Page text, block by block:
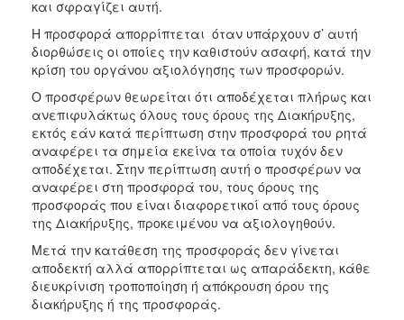
και σφραγίζει αυτή.
Η προσφορά απορρίπτεται όταν υπάρχουν σ’ αυτή
διορθώσεις οι οποίες την καθιστούν ασαφή, κατά την
κρίση του οργάνου αξιολόγησης των προσφορών.
Ο προσφέρων θεωρείται ότι αποδέχεται πλήρως και
ανεπιφυλάκτως όλους τους όρους της Διακήρυξης,
εκτός εάν κατά περίπτωση στην προσφορά του ρητά
αναφέρει τα σημεία εκείνα τα οποία τυχόν δεν
αποδέχεται. Στην περίπτωση αυτή ο προσφέρων να
αναφέρει στη προσφορά του, τους όρους της
προσφοράς που είναι διαφορετικοί από τους όρους
της Διακήρυξης, προκειμένου να αξιολογηθούν.
Μετά την κατάθεση της προσφοράς δεν γίνεται
αποδεκτή αλλά απορρίπτεται ως απαράδεκτη, κάθε
διευκρίνιση τροποποίηση ή απόκρουση όρου της
διακήρυξης ή της προσφοράς.